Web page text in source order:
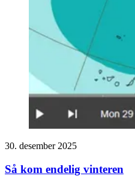
30. desember 2025
Så kom endelig vinteren